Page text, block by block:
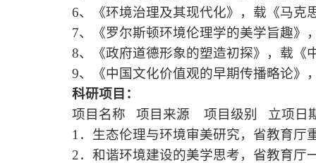
6、《环境治理及其现代化》，载《马克
7、《罗尔斯顿环境伦理学的美学旨趣》
8、《政府道德形象的塑造初探》，载《
9、《中国文化价值观的早期传播略论》
科研项目：
项目名称
项目来源 项目级别
立项日
1 ．生态伦理与环境审美研究，省教育厅
2．和谐环境建设的美学思考，省教育厅